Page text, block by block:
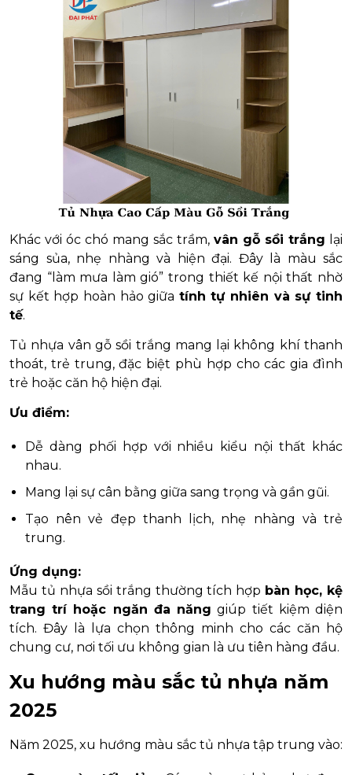
Khác với óc chó mang sắc trầm, vân gỗ sồi trắng lại
sáng sủa, nhẹ nhàng và hiện đại. Đây là màu sắc
đang “làm mưa làm gió” trong thiết kế nội thất nhờ
sự kết hợp hoàn hảo giữa tính tự nhiên và sự tinh
tế.
Tủ nhựa vân gỗ sồi trắng mang lại không khí thanh
thoát, trẻ trung, đặc biệt phù hợp cho các gia đình
trẻ hoặc căn hộ hiện đại.
Ưu điểm:
Dễ dàng phối hợp với nhiều kiểu nội thất khác
nhau.
Mang lại sự cân bằng giữa sang trọng và gần gũi.
Tạo nên vẻ đẹp thanh lịch, nhẹ nhàng và trẻ
trung.
Ứng dụng:
Mẫu tủ nhựa sồi trắng thường tích hợp bàn học, kệ
trang trí hoặc ngăn đa năng giúp tiết kiệm diện
tích. Đây là lựa chọn thông minh cho các căn hộ
chung cư, nơi tối ưu không gian là ưu tiên hàng đầu.
Xu hướng màu sắc tủ nhựa năm
2025
Năm 2025, xu hướng màu sắc tủ nhựa tập trung vào: